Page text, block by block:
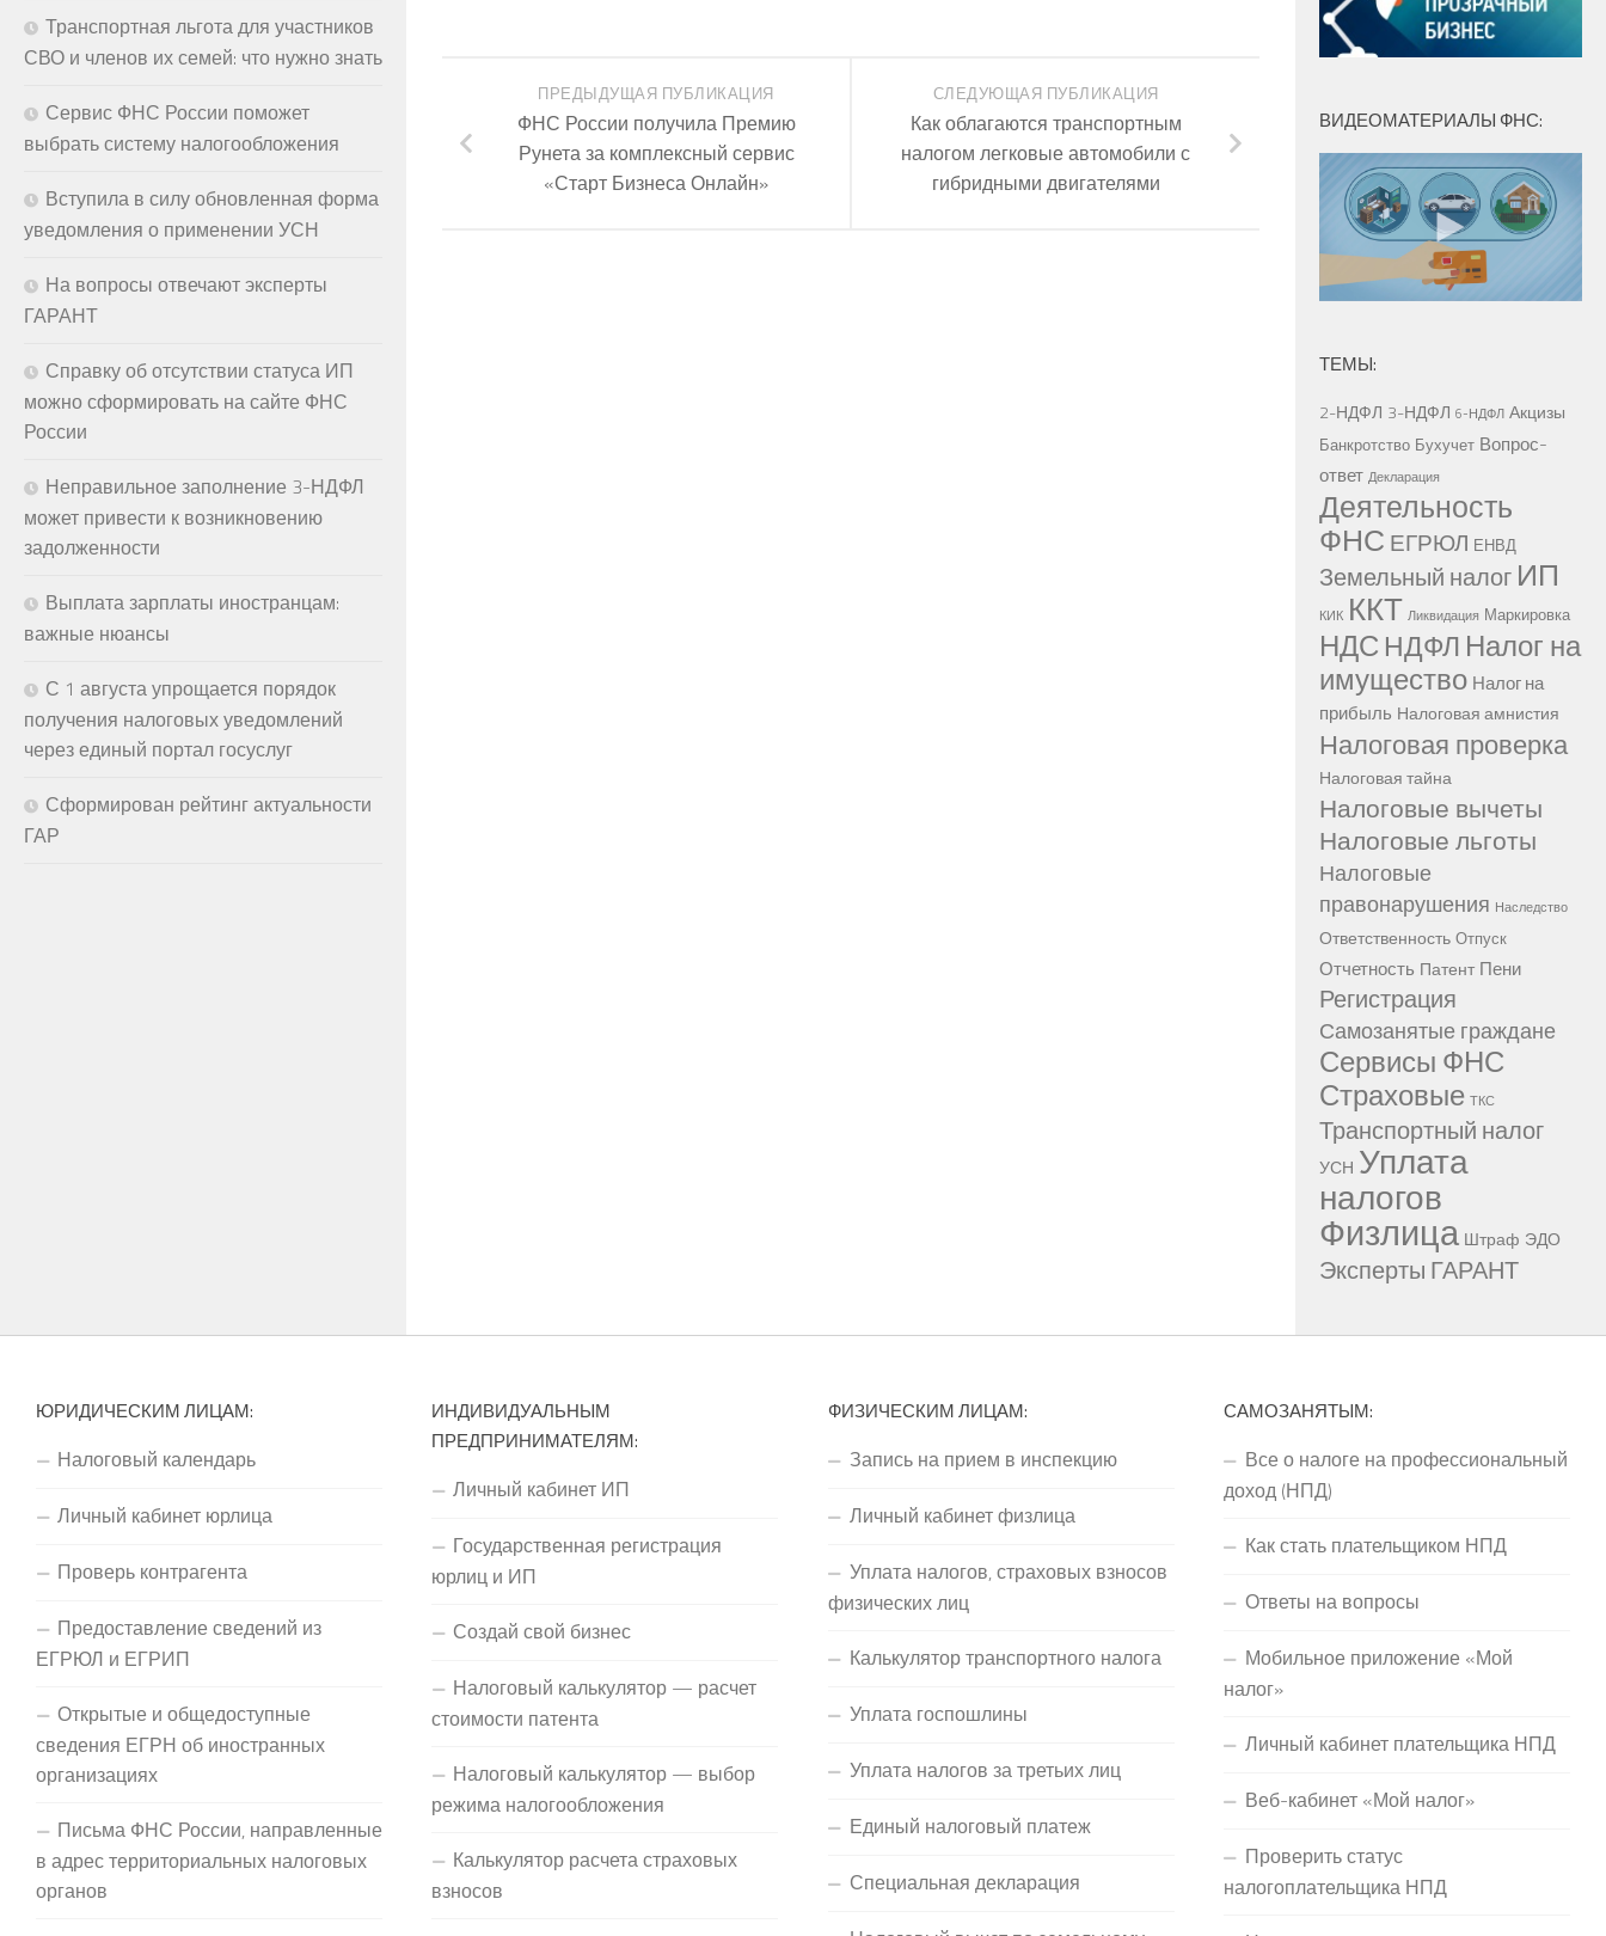
СЛЕДУЮЩАЯ ПУБЛИКАЦИЯ
Как облагаются транспортным
налогом легковые автомобили с
гибридными двигателями
ПРЕДЫДУЩАЯ ПУБЛИКАЦИЯ
ФНС России получила Премию
Рунета за комплексный сервис
«Старт Бизнеса Онлайн»
Транспортная льгота для участников
СВО и членов их семей: что нужно знать
Сервис ФНС России поможет
выбрать систему налогообложения
Вступила в силу обновленная форма
уведомления о применении УСН
На вопросы отвечают эксперты
ГАРАНТ
Справку об отсутствии статуса ИП
можно сформировать на сайте ФНС
России
Неправильное заполнение 3-НДФЛ
может привести к возникновению
задолженности
Выплата зарплаты иностранцам:
важные нюансы
С 1 августа упрощается порядок
получения налоговых уведомлений
через единый портал госуслуг
Сформирован рейтинг актуальности
ГАР
ВИДЕОМАТЕРИАЛЫ ФНС:
ТЕМЫ:
2-НДФЛ 3-НДФЛ 6-НДФЛ Акцизы
Банкротство Бухучет Вопрос-
ответ Декларация
Деятельность
ФНС ЕГРЮЛ ЕНВД
Земельный налог ИП
КИК ККТ Ликвидация Маркировка
НДС НДФЛ Налог на
имущество Налог на
прибыль Налоговая амнистия
Налоговая проверка
Налоговая тайна
Налоговые вычеты
Налоговые льготы
Налоговые
правонарушения Наследство
Ответственность Отпуск
Отчетность Патент Пени
Регистрация
Самозанятые граждане
Сервисы ФНС
Страховые ТКС
Транспортный налог
УСН Уплата
налогов
Физлица Штраф ЭДО
Эксперты ГАРАНТ
ЮРИДИЧЕСКИМ ЛИЦАМ:
Налоговый календарь
Личный кабинет юрлица
Проверь контрагента
Предоставление сведений из
ЕГРЮЛ и ЕГРИП
Открытые и общедоступные
сведения ЕГРН об иностранных
организациях
Письма ФНС России, направленные
в адрес территориальных налоговых
органов
ИНДИВИДУАЛЬНЫМ
ПРЕДПРИНИМАТЕЛЯМ:
Личный кабинет ИП
Государственная регистрация
юрлиц и ИП
Создай свой бизнес
Налоговый калькулятор — расчет
стоимости патента
Налоговый калькулятор — выбор
режима налогообложения
Калькулятор расчета страховых
взносов
ФИЗИЧЕСКИМ ЛИЦАМ:
Запись на прием в инспекцию
Личный кабинет физлица
Уплата налогов, страховых взносов
физических лиц
Калькулятор транспортного налога
Уплата госпошлины
Уплата налогов за третьих лиц
Единый налоговый платеж
Специальная декларация
САМОЗАНЯТЫМ:
Все о налоге на профессиональный
доход (НПД)
Как стать плательщиком НПД
Ответы на вопросы
Мобильное приложение «Мой
налог»
Личный кабинет плательщика НПД
Веб-кабинет «Мой налог»
Проверить статус
налогоплательщика НПД